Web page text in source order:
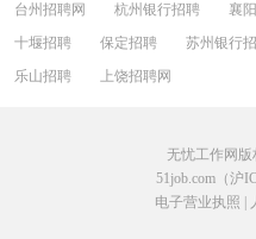
台州招聘网
杭州银行招聘 襄
十堰招聘
保定招聘 苏州银行
乐山招聘
上饶招聘网
无忧工作网版
51job.com（沪
电子营业执照